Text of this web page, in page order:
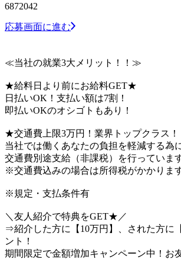
6872042
応募画面に進む
≪当社の就業3大メリット！！≫
★給料日より前にお給料GET★
日払いOK！支払い額は7割！
即払いOKのオシゴトもあり！
★交通費上限3万円！業界トップクラス！
当社では働くあなたの負担を軽減する為
交通費別途支給（非課税）を行っています
※交通費込みの場合は所得税がかかります
※規定・支払条件有
＼友人紹介で特典をGET★／
⇒紹介した方に【10万円】、された方に
ント！
期間限定で金額増加キャンペーン中！お